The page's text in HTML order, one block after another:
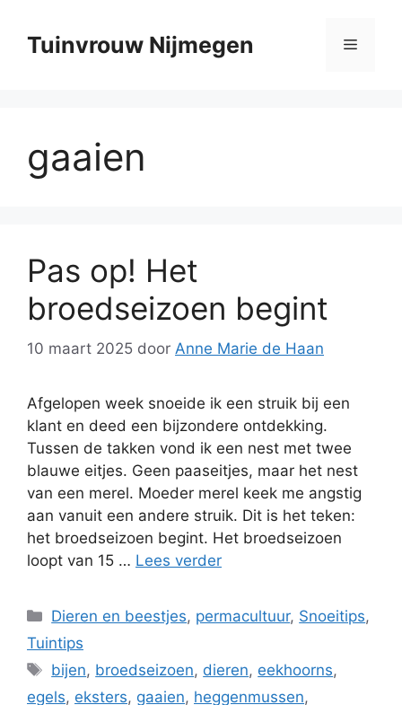
naarTuinvrouw Nijmegen Menu
gaaien
Pas op! Het
broedseizoen begint
10 maart 2025 door Anne Marie de Haan
Afgelopen week snoeide ik een struik bij een
klant en deed een bijzondere ontdekking.
Tussen de takken vond ik een nest met twee
blauwe eitjes. Geen paaseitjes, maar het nest
van een merel. Moeder merel keek me angstig
aan vanuit een andere struik. Dit is het teken:
het broedseizoen begint. Het broedseizoen
loopt van 15 … Lees verder
Categorieën
Dieren en beestjes, permacultuur, Snoeitips,
Tuintips
Tags
bijen, broedseizoen, dieren, eekhoorns,
egels, eksters, gaaien, heggenmussen,